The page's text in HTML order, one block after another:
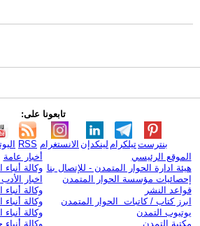
تابعونا على:
RSS الانستغرام لينكدإن تيلكرامبنترست
الموقع الرئيسي
هيئة ادارة الحوار المتمدن - للإتصال بنا
إحصائيات مؤسسة الحوار المتمدن
قواعد النشر
ابرز كتاب / كاتبات الحوار المتمدن
يوتيوب التمدن
مكتبة التمدن
أخبار عامة
وكالة أنباء
اخبار
وكالة أنباء
وكالة أنباء
وكالة أنباء
وكالة